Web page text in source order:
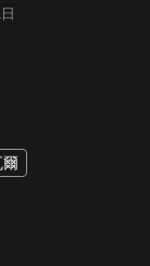
爾